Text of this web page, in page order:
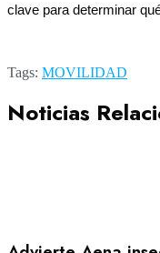
clave para determinar
Tags: MOVILIDAD
Noticias